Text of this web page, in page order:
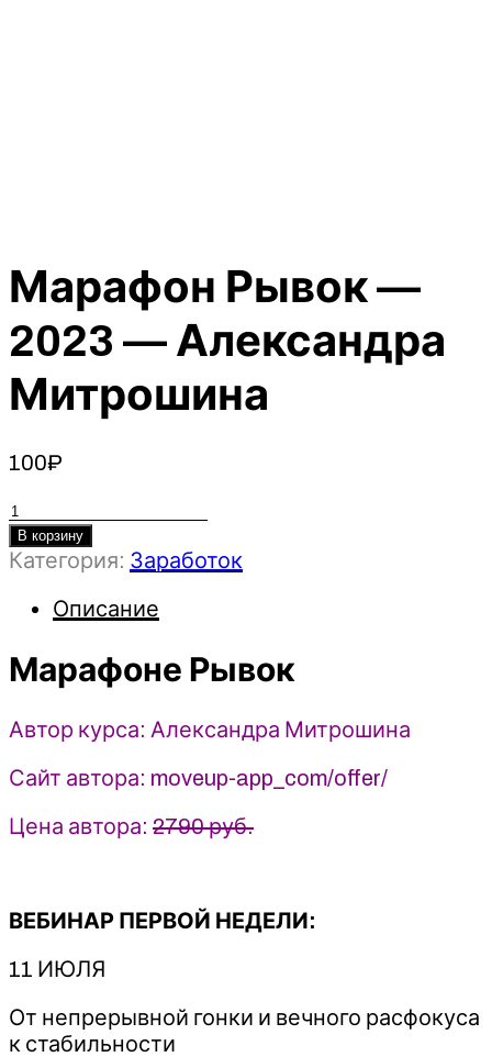
Марафон Рывок —
2023 — Александра
Митрошина
100₽
Количество
товара
Марафон
-
Александра
В корзину
Категория: Заработок
Описание
Марафоне Рывок
Автор курса: Александра Митрошина
Сайт автора: moveup-app_com/offer/
Цена автора: 2790 руб.
ВЕБИНАР ПЕРВОЙ НЕДЕЛИ:
11 ИЮЛЯ
От непрерывной гонки и вечного расфокуса
к стабильности